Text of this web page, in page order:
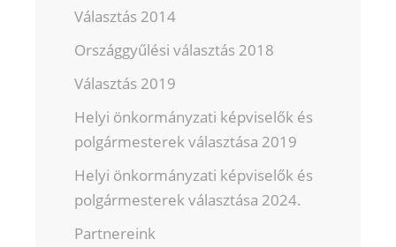
Választás 2014
Országgyűlési választás 2018
Választás 2019
Helyi önkormányzati képviselők és
polgármesterek választása 2019
Helyi önkormányzati képviselők és
polgármesterek választása 2024.
Partnereink